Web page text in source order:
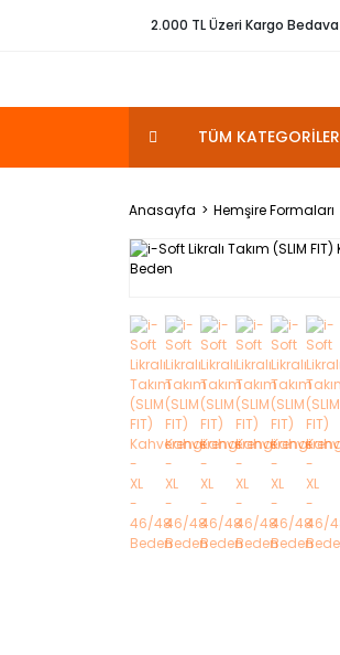
2.000 TL Üzeri Kargo Bedava
TÜM KATEGORİLER
Anasayfa Hemşire Formaları